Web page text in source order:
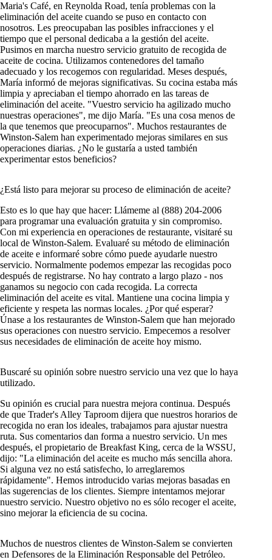
Maria's Café, en Reynolda Road, tenía problemas con la
eliminación del aceite cuando se puso en contacto con
nosotros. Les preocupaban las posibles infracciones y el
tiempo que el personal dedicaba a la gestión del aceite.
Pusimos en marcha nuestro servicio gratuito de recogida de
aceite de cocina. Utilizamos contenedores del tamaño
adecuado y los recogemos con regularidad. Meses después,
María informó de mejoras significativas. Su cocina estaba más
limpia y apreciaban el tiempo ahorrado en las tareas de
eliminación del aceite. "Vuestro servicio ha agilizado mucho
nuestras operaciones", me dijo María. "Es una cosa menos de
la que tenemos que preocuparnos". Muchos restaurantes de
Winston-Salem han experimentado mejoras similares en sus
operaciones diarias. ¿No le gustaría a usted también
experimentar estos beneficios?
¿Está listo para mejorar su proceso de eliminación de aceite?
Esto es lo que hay que hacer: Llámeme al (888) 204-2006
para programar una evaluación gratuita y sin compromiso.
Con mi experiencia en operaciones de restaurante, visitaré su
local de Winston-Salem. Evaluaré su método de eliminación
de aceite e informaré sobre cómo puede ayudarle nuestro
servicio. Normalmente podemos empezar las recogidas poco
después de registrarse. No hay contrato a largo plazo - nos
ganamos su negocio con cada recogida. La correcta
eliminación del aceite es vital. Mantiene una cocina limpia y
eficiente y respeta las normas locales. ¿Por qué esperar?
Únase a los restaurantes de Winston-Salem que han mejorado
sus operaciones con nuestro servicio. Empecemos a resolver
sus necesidades de eliminación de aceite hoy mismo.
Buscaré su opinión sobre nuestro servicio una vez que lo haya
utilizado.
Su opinión es crucial para nuestra mejora continua. Después
de que Trader's Alley Taproom dijera que nuestros horarios de
recogida no eran los ideales, trabajamos para ajustar nuestra
ruta. Sus comentarios dan forma a nuestro servicio. Un mes
después, el propietario de Breakfast King, cerca de la WSSU,
dijo: "La eliminación del aceite es mucho más sencilla ahora.
Si alguna vez no está satisfecho, lo arreglaremos
rápidamente". Hemos introducido varias mejoras basadas en
las sugerencias de los clientes. Siempre intentamos mejorar
nuestro servicio. Nuestro objetivo no es sólo recoger el aceite,
sino mejorar la eficiencia de su cocina.
Muchos de nuestros clientes de Winston-Salem se convierten
en Defensores de la Eliminación Responsable del Petróleo.